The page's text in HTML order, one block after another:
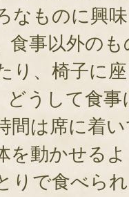
なものに興
食事以外の
り、椅子に
うして食
間は席に着
を動かせる
りで食べら